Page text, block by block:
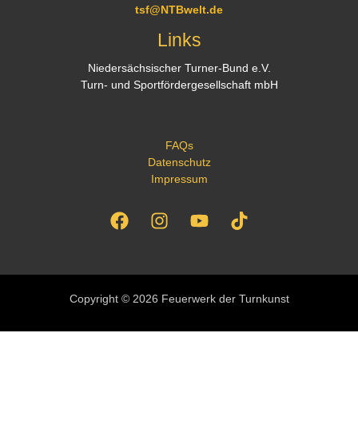
tsf@NTBwelt.de
Links
Niedersächsischer Turner-Bund e.V.
Turn- und Sportfördergesellschaft mbH
FAQs
Datenschutz
Impressum
Copyright © 2026 Feuerwerk der Turnkunst